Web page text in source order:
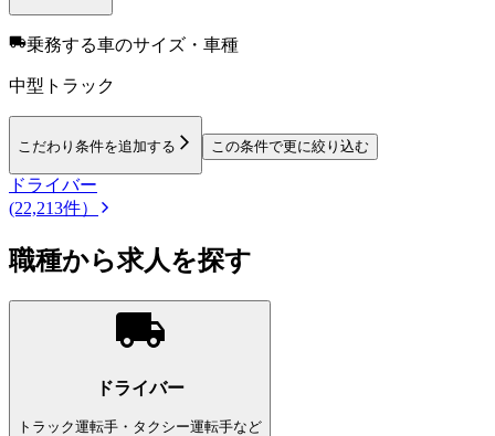
乗務する車のサイズ・車種
中型トラック
こだわり条件を追加する この条件で更に絞り込む
ドライバー
(22,213件）
職種から求人を探す
ドライバー
トラック運転手・タクシー運転手など